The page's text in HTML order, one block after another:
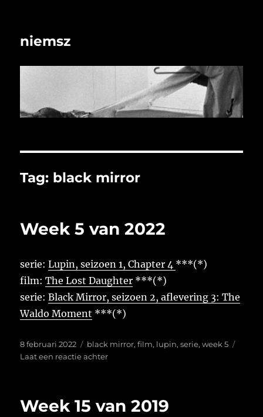
niemsz
Tag: black mirror
Week 5 van 2022
serie:Lupin, seizoen 1, Chapter 4 ***(*)
film:The Lost Daughter ***(*)
serie:Black Mirror, seizoen 2, aflevering 3: The
Waldo Moment ***(*)
Geplaatst
op
8 februari 2022 Tags
black mirror,film, lupin,serie,week 5
Laat een reactie achterop
2022
Week 15 van 2019